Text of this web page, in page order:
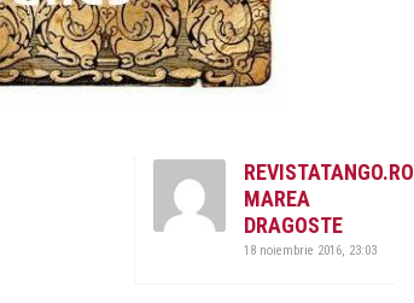
REVISTATANGO.RO
MAREA
DRAGOSTE
18 noiembrie 2016, 23:03